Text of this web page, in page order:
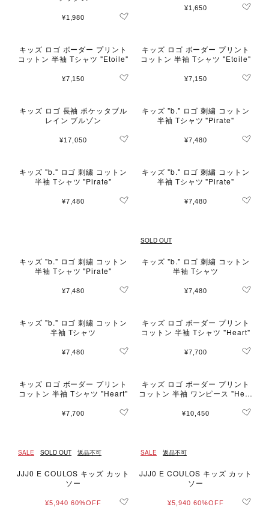
¥1,980
¥1,650
キッズ ロゴ ボーダー プリント
コットン 半袖 Tシャツ "Etoile"
¥7,150
キッズ ロゴ ボーダー プリント
コットン 半袖 Tシャツ "Etoile"
¥7,150
キッズ ロゴ 長袖 ポケッタブル
レイン ブルゾン
¥17,050
キッズ "b." ロゴ 刺繍 コットン
半袖 Tシャツ "Pirate"
¥7,480
キッズ "b." ロゴ 刺繍 コットン
半袖 Tシャツ "Pirate"
¥7,480
キッズ "b." ロゴ 刺繍 コットン
半袖 Tシャツ "Pirate"
¥7,480
キッズ "b." ロゴ 刺繍 コットン
半袖 Tシャツ "Pirate"
¥7,480
SOLD OUT
キッズ "b." ロゴ 刺繍 コットン
半袖 Tシャツ
¥7,480
キッズ "b." ロゴ 刺繍 コットン
半袖 Tシャツ
¥7,480
キッズ ロゴ ボーダー プリント
コットン 半袖 Tシャツ "Heart"
¥7,700
キッズ ロゴ ボーダー プリント
コットン 半袖 Tシャツ "Heart"
¥7,700
キッズ ロゴ ボーダー プリント
コットン 半袖 ワンピース "Hear
¥10,450
SALE SOLD OUT 返品不可
JJJ0 E COULOS キッズ カット
ソー
¥5,940 60%OFF
SALE 返品不可
JJJ0 E COULOS キッズ カット
ソー
¥5,940 60%OFF